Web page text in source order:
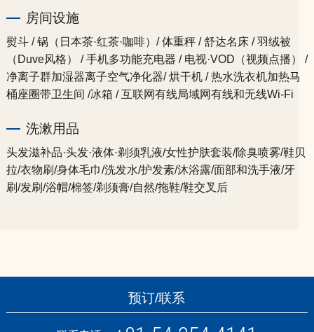
房间设施
熨斗 / 锅（日本茶·红茶·咖啡）/ 体重秤 / 舒达名床 / 羽绒被
（Duve风格） / 手机多功能充电器 / 电视·VOD（视频点播） /
净离子群加湿器离子空气净化器/ 烘干机 / 热水洗衣机加热马
桶座圈带卫生间 /冰箱 / 互联网有线局域网有线和无线Wi-Fi
洗漱用品
头发滋补品·头发·液体·剃须乳液/女性护肤套装/除臭喷雾/鞋贝
拉/衣物刷/身体毛巾/洗发水/护发素/沐浴露/面部和洗手液/牙
刷/发刷/浴帽/棉签/剃须膏/自然/拖鞋/鞋交叉后
预订/联系